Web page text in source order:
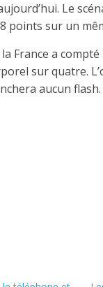
Le
points sur un
France a
sur quatre.
aucun